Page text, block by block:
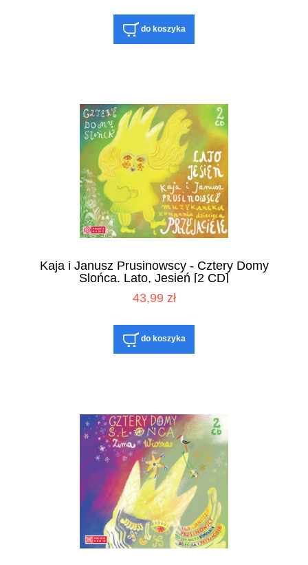
do koszyka
Kaja i Janusz Prusinowscy - Cztery Domy
Slońca. Lato, Jesień [2 CD]
43,99 zł
do koszyka